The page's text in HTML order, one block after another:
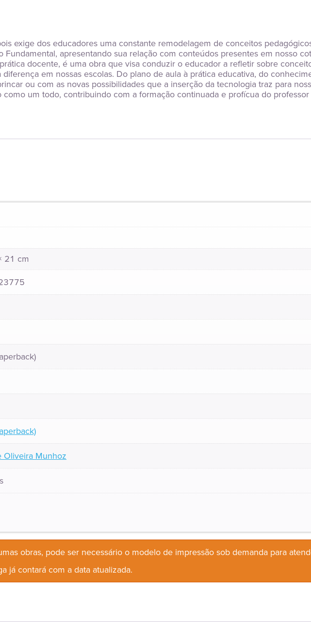
exige dos educadores uma constante remodelagem de conceitos
apresentando sua relação com conteúdos presentes em nosso
docente, é uma obra que visa conduzir o educador a refletir sobre
em nossas escolas. Do plano de aula à prática educativa, do
ou com as novas possibilidades que a inserção da tecnologia traz para
um todo, contribuindo com a formação continuada e profícua do
21 cm
Oliveira Munhoz
obras, pode ser necessário o modelo de impressão sob demanda para
já contará com a data atualizada.